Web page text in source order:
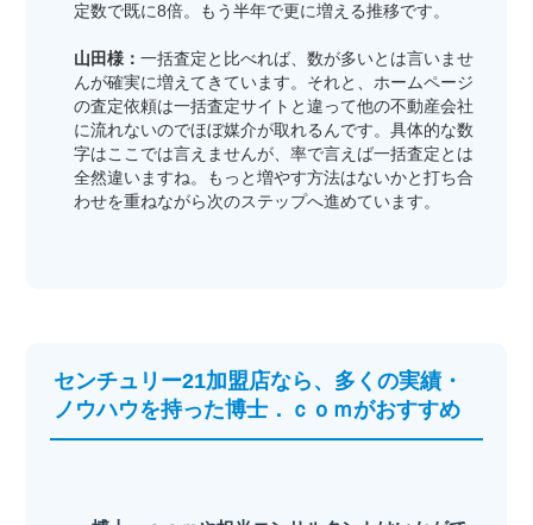
定数で既に8倍。もう半年で更に増える推移です。
山田様：一括査定と比べれば、数が多いとは言いませ
んが確実に増えてきています。それと、ホームページ
の査定依頼は一括査定サイトと違って他の不動産会社
に流れないのでほぼ媒介が取れるんです。具体的な数
字はここでは言えませんが、率で言えば一括査定とは
全然違いますね。もっと増やす方法はないかと打ち合
わせを重ねながら次のステップへ進めています。
センチュリー21加盟店なら、多くの実績・
ノウハウを持った博士．ｃｏｍがおすすめ